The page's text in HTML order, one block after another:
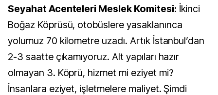
Seyahat Acenteleri Meslek Komitesi: İkinci
Boğaz Köprüsü, otobüslere yasaklanınca
yolumuz 70 kilometre uzadı. Artık İstanbul’dan
2-3 saatte çıkamıyoruz. Alt yapıları hazır
olmayan 3. Köprü, hizmet mi eziyet mi?
İnsanlara eziyet, işletmelere maliyet. Şimdi